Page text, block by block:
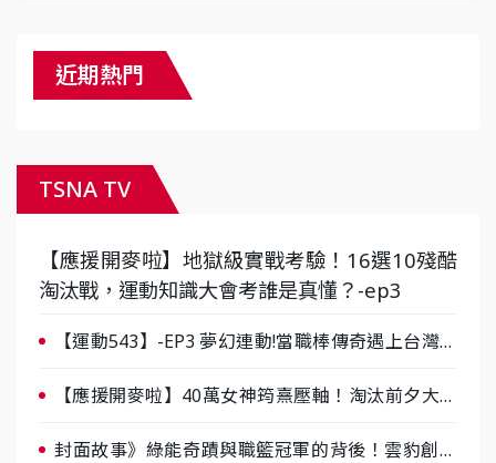
近期熱門
TSNA TV
【應援開麥啦】地獄級實戰考驗！16選10殘酷
淘汰戰，運動知識大會考誰是真懂？-ep3
【運動543】-EP3 夢幻連動!當職棒傳奇遇上台灣女
【應援開麥啦】40萬女神筠熹壓軸！淘汰前夕大混
封面故事》綠能奇蹟與職籃冠軍的背後！雲豹創辦